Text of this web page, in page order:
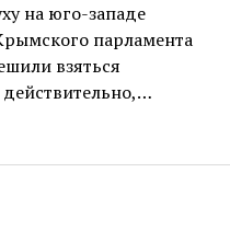
на юго-западе
парламента
взяться
действительно,…